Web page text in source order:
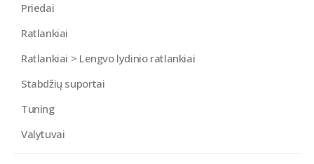
Priedai
Ratlankiai
Ratlankiai > Lengvo lydinio ratlankiai
Stabdžių suportai
Tuning
Valytuvai